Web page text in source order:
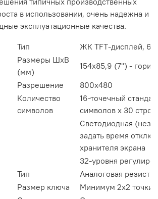
в использовании, очень надежна и
эксплуатационные качества.
Тип
ЖК TFT-дисплей,
Размеры ШхВ
(мм)
154х85,9 (7") -
Разрешение
800х480
Количество
символов
16-точечный
символов х 30
Светодиодная
задать время
хранителя экрана
32-уровня
Тип
Аналоговая
Размер ключа
Минимум 2х2 точки